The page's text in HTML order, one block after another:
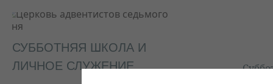
СУББОТНЯЯ ШКОЛА И
ЛИЧНОЕ СЛУЖЕНИЕ